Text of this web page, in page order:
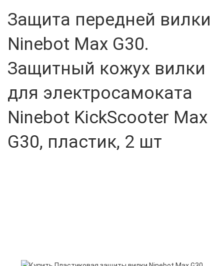
Защита передней вилки
Ninebot Max G30.
Защитный кожух вилки
для электросамоката
Ninebot KickScooter Max
G30, пластик, 2 шт